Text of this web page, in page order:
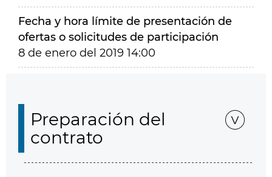
Fecha y hora límite de presentación de
ofertas o solicitudes de participación
8 de enero del 2019 14:00
Preparación del
contrato